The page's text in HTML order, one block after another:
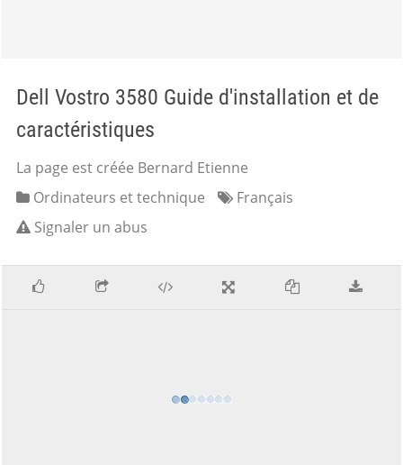
Dell Vostro 3580 Guide d'installation et de
caractéristiques
La page est créée Bernard Etienne
Ordinateurs et technique
Français
Signaler un abus